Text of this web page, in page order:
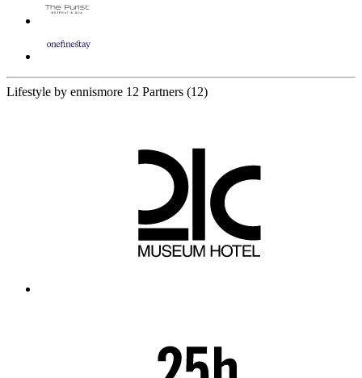
Lifestyle by ennismore 12 Partners (12)